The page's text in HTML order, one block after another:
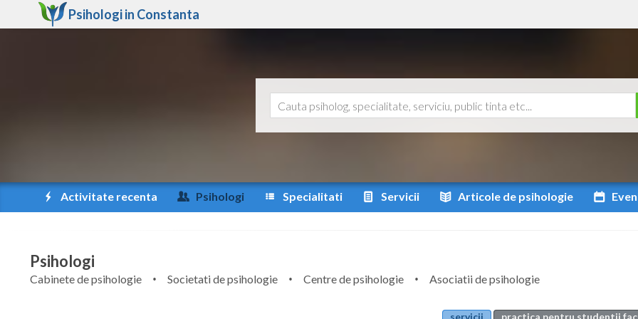
Psihologi in Constanta
Activitate recenta Psihologi Specialitati Servicii Articole de psihologie
Psihologi
Cabinete de psihologie Societati de psihologie Centre de psihologie
Asociatii de psihologie
servicii
practica pentru studentii